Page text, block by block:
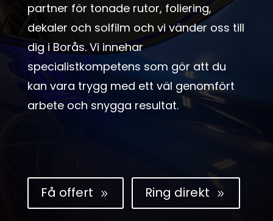
partner för tonade rutor, foliering,
dekaler och solfilm och vi vänder oss till
dig i Borås. Vi innehar
specialistkompetens som gör att du
kan vara trygg med ett väl genomfört
arbete och snygga resultat.
Få offert 9 Ring direkt 9